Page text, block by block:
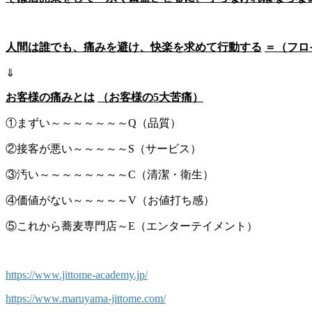
人間は誰でも、痛みを避け、快楽を求めて行動する ＝（フ
⇓
お客様の痛みとは （お客様の5大苦痛）
①まずい～～～～～～～Q（品質）
②接客が悪い～～～～～S（サービス）
③汚い～～～～～～～～C（清潔・衛生）
④価値がない～～～～～V（お値打ち感）
⑤これから蕎麦専門店～E（エンターテイメント）
https://www.jittome-academy.jp/
https://www.maruyama-jittome.com/